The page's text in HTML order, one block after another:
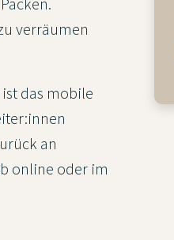
verräumen
das mobile
an
online oder im